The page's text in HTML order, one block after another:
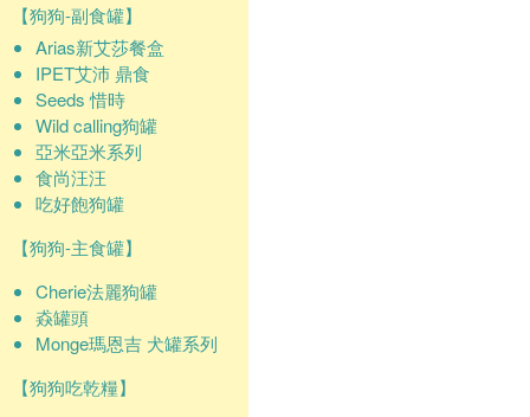
【狗狗-副食罐】
Arias新艾莎餐盒
IPET艾沛 鼎食
Seeds 惜時
Wild calling狗罐
亞米亞米系列
食尚汪汪
吃好飽狗罐
【狗狗-主食罐】
Cherie法麗狗罐
猋罐頭
Monge瑪恩吉 犬罐系列
【狗狗吃乾糧】